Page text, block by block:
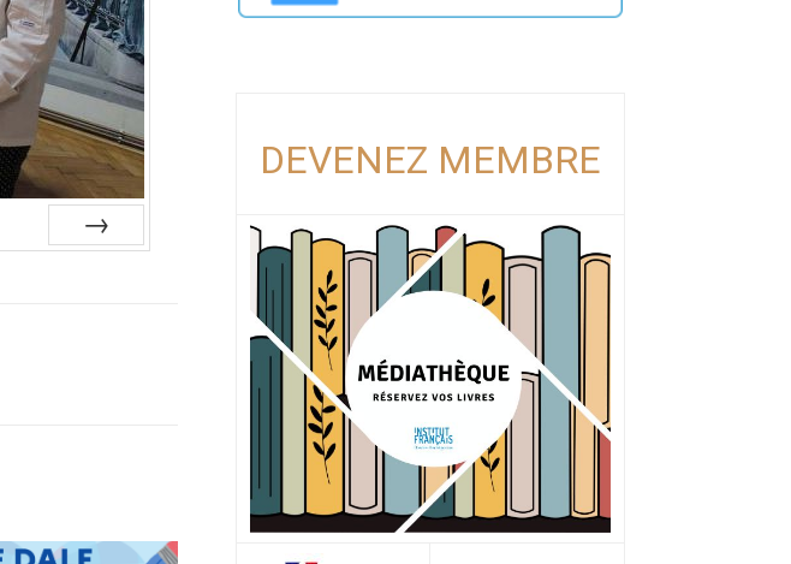
DEVENEZ MEMBRE